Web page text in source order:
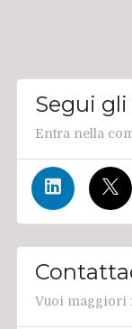
Segui
Entra nella
Vuoi